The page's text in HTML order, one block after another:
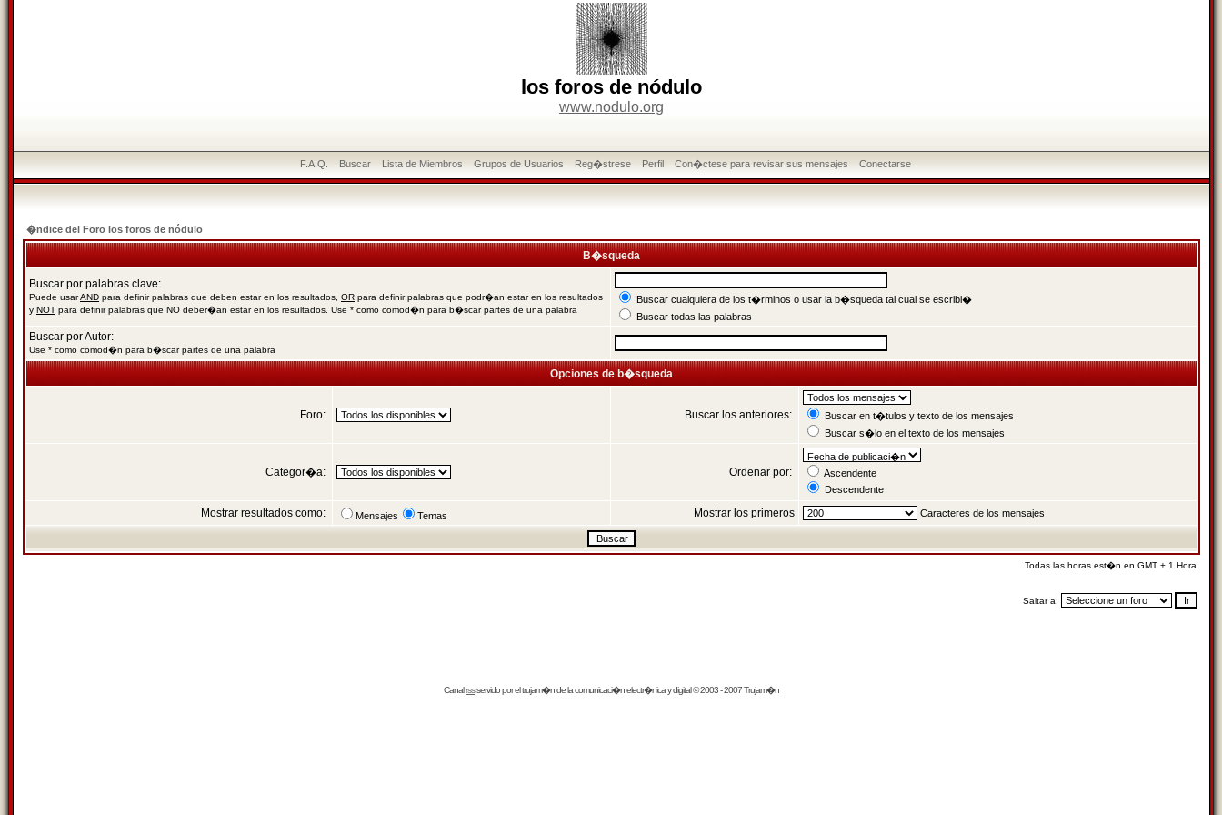
los foros de nódulo
www.nodulo.org
F.A.Q. Buscar Lista de Miembros Grupos de Usuarios Reg�strese Perfil Con�ctese para revisar sus mensajes Conectarse
�ndice del Foro los foros de nódulo
B�squeda
Buscar por palabras clave:
Puede usarAND para definir palabras que deben estar en los resultados, OR para definir palabras que podr�an estar en los resultados
y NOT para definir palabras que NO deber�an estar en los resultados. Use * como comod�n para b�scar partes de una palabra
Buscar cualquiera de los t�rminos o usar la b�squeda tal cual se escribi�
Buscar todas las palabras
Buscar por Autor:
Use * como comod�n para b�scar partes de una palabra
Opciones de b�squeda
Foro: Buscar los anteriores:
Buscar en t�tulos y texto de los mensajes
Buscar s�lo en el texto de los mensajes
Categor�a: Ordenar por:
Ascendente
Descendente
Mostrar resultados como: Mensajes Temas Mostrar los primeros Caracteres de los mensajes
Todas las horas est�n en GMT + 1 Hora
Saltar a:
Canalrssservido por eltrujam�nde la comunicaci�n electr�nica y digital © 2003 - 2007 Trujam�n